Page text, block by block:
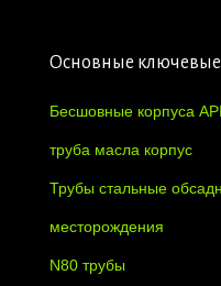
Основные ключевые
Бесшовные корпуса API
труба масла корпус
Трубы стальные
месторождения
N80 трубы